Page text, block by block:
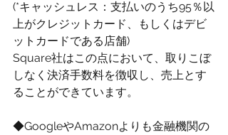
(*キャッシュレス：支払いのうち95％以
上がクレジットカード、もしくはデビ
ットカードである店舗)
Square社はこの点において、取りこぼ
しなく決済手数料を徴収し、売上とす
ることができています。
◆GoogleやAmazonよりも金融機関の